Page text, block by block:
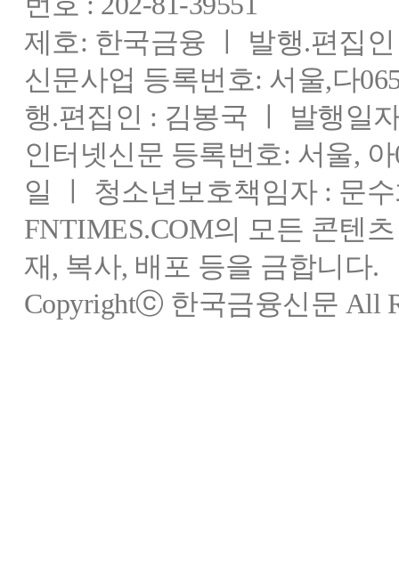
제호: 한국금융 ㅣ 발행.편집
신문사업 등록번호: 서울,다
행.편집인 : 김봉국 ㅣ 발행일
인터넷신문 등록번호: 서울,
일 ㅣ 청소년보호책임자 : 문
FNTIMES.COM의 모든 콘텐
재, 복사, 배포 등을 금합니다.
Copyrightⓒ 한국금융신문 All